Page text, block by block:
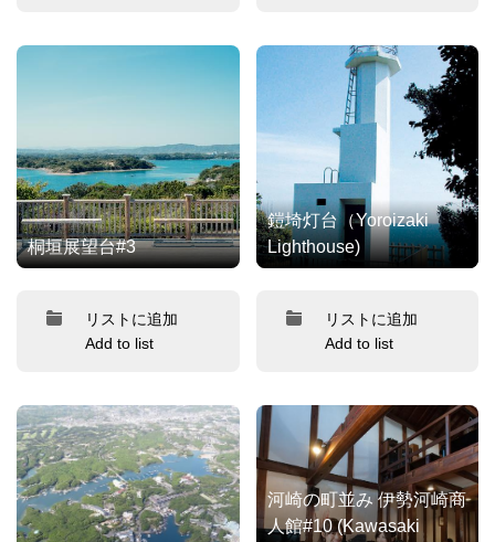
桐垣展望台#3
リストに追加
Add to list
鎧埼灯台（Yoroizaki
Lighthouse)
リストに追加
Add to list
河崎の町並み 伊勢河崎商
人館#10 (Kawasaki